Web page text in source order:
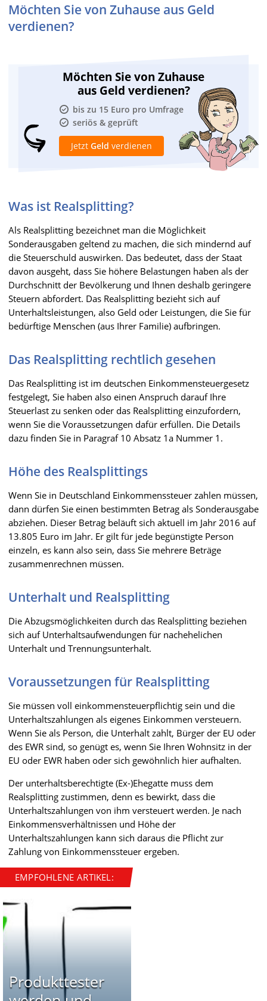
Möchten Sie von Zuhause aus Geld
verdienen?
Möchten Sie von Zuhause
aus Geld verdienen?
bis zu 15 Euro pro Umfrage
seriös & geprüft
Jetzt Geld verdienen
Was ist Realsplitting?
Als Realsplitting bezeichnet man die Möglichkeit
Sonderausgaben geltend zu machen, die sich mindernd auf
die Steuerschuld auswirken. Das bedeutet, dass der Staat
davon ausgeht, dass Sie höhere Belastungen haben als der
Durchschnitt der Bevölkerung und Ihnen deshalb geringere
Steuern abfordert. Das Realsplitting bezieht sich auf
Unterhaltsleistungen, also Geld oder Leistungen, die Sie für
bedürftige Menschen (aus Ihrer Familie) aufbringen.
Das Realsplitting rechtlich gesehen
Das Realsplitting ist im deutschen Einkommensteuergesetz
festgelegt, Sie haben also einen Anspruch darauf Ihre
Steuerlast zu senken oder das Realsplitting einzufordern,
wenn Sie die Voraussetzungen dafür erfüllen. Die Details
dazu finden Sie in Paragraf 10 Absatz 1a Nummer 1.
Höhe des Realsplittings
Wenn Sie in Deutschland Einkommenssteuer zahlen müssen,
dann dürfen Sie einen bestimmten Betrag als Sonderausgabe
abziehen. Dieser Betrag beläuft sich aktuell im Jahr 2016 auf
13.805 Euro im Jahr. Er gilt für jede begünstigte Person
einzeln, es kann also sein, dass Sie mehrere Beträge
zusammenrechnen müssen.
Unterhalt und Realsplitting
Die Abzugsmöglichkeiten durch das Realsplitting beziehen
sich auf Unterhaltsaufwendungen für nachehelichen
Unterhalt und Trennungsunterhalt.
Voraussetzungen für Realsplitting
Sie müssen voll einkommensteuerpflichtig sein und die
Unterhaltszahlungen als eigenes Einkommen versteuern.
Wenn Sie als Person, die Unterhalt zahlt, Bürger der EU oder
des EWR sind, so genügt es, wenn Sie Ihren Wohnsitz in der
EU oder EWR haben oder sich gewöhnlich hier aufhalten.
Der unterhaltsberechtigte (Ex-)Ehegatte muss dem
Realsplitting zustimmen, denn es bewirkt, dass die
Unterhaltszahlungen von ihm versteuert werden. Je nach
Einkommensverhältnissen und Höhe der
Unterhaltszahlungen kann sich daraus die Pflicht zur
Zahlung von Einkommenssteuer ergeben.
EMPFOHLENE ARTIKEL:
Produkttester